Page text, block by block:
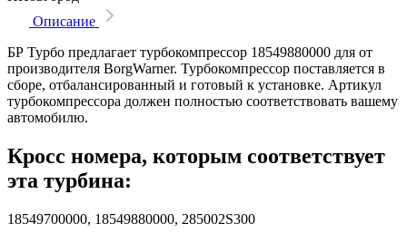
Описание
БР Турбо предлагает турбокомпрессор 18549880000 для от
производителя BorgWarner. Турбокомпрессор поставляется в
сборе, отбалансированный и готовый к установке. Артикул
турбокомпрессора должен полностью соответствовать вашему
автомобилю.
Кросс номера, которым соответствует
эта турбина:
18549700000, 18549880000, 285002S300